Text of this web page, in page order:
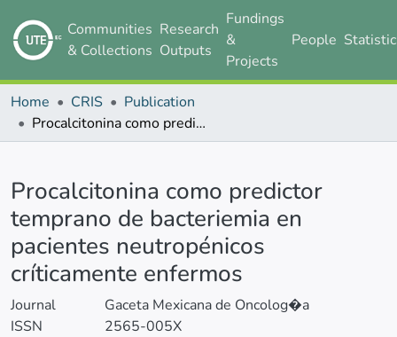
Communities
& Collections
Research
Outputs
Fundings
&
Projects
People
Home CRIS
Publication
Procalcitonina como predictor temprano de bacteriemia en pacientes neutropénicos críticamente enfermos
Procalcitonina como predictor
temprano de bacteriemia en
pacientes neutropénicos
críticamente enfermos
Journal
Gaceta Mexicana de Oncolog�a
ISSN
2565-005X